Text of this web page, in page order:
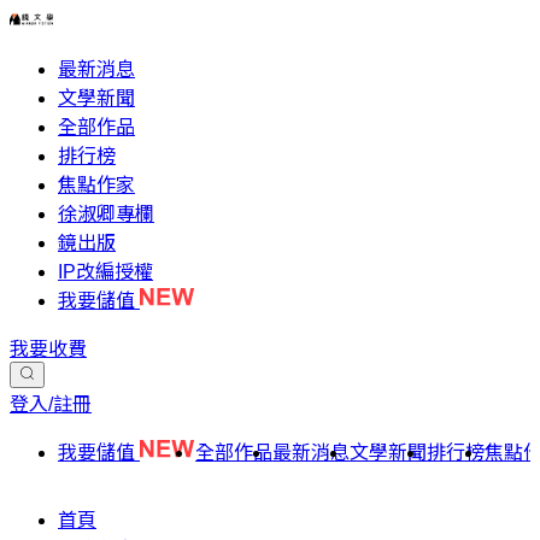
最新消息
文學新聞
全部作品
排行榜
焦點作家
徐淑卿專欄
鏡出版
IP改編授權
我要儲值
我要收費
登入/註冊
我要儲值 全部作品最新消息文學新聞排行榜焦點
首頁